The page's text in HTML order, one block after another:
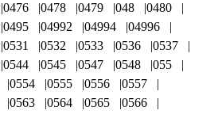
0476 0478 0479 048
0480
0495 04992 04994
04996
0531 0532 0533 0536
0537
0544 0545 0547 0548
055
0554 0555 0556
0557
0563 0564 0565
0566